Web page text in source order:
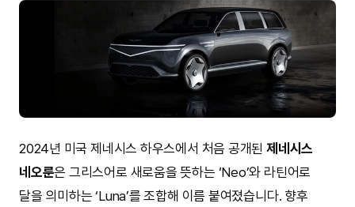
2024년 미국 제네시스 하우스에서 처음 공개된제네시스
네오룬은 그리스어로 새로움을 뜻하는 ‘Neo’와 라틴어로
달을 의미하는 ‘Luna’를 조합해 이름 붙여졌습니다. 향후